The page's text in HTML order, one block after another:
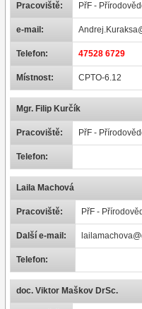
Pracoviště: PřF -
e-mail:
Telefon: 47528 6729
Místnost: CPTO-6.12
Mgr. Filip Kurčík
Pracoviště: PřF -
Telefon:
Laila Machová
Pracoviště: PřF -
Další e-mail:
Telefon:
doc. Viktor Maškov DrSc.